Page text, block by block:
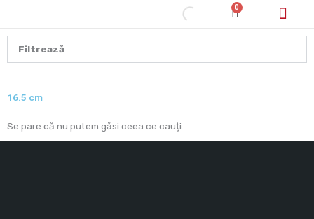
content
0
Cart
Filtrează
16.5 cm
Se pare că nu putem găsi ceea ce cauți.